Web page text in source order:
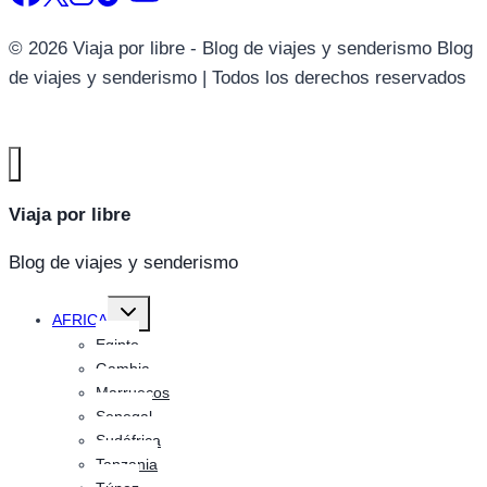
© 2026 Viaja por libre - Blog de viajes y senderismo Blog
de viajes y senderismo | Todos los derechos reservados
Viaja por libre
Blog de viajes y senderismo
AFRICA
Alternar
hijo
Egipto
Gambia
Marruecos
Senegal
Sudáfrica
Tanzania